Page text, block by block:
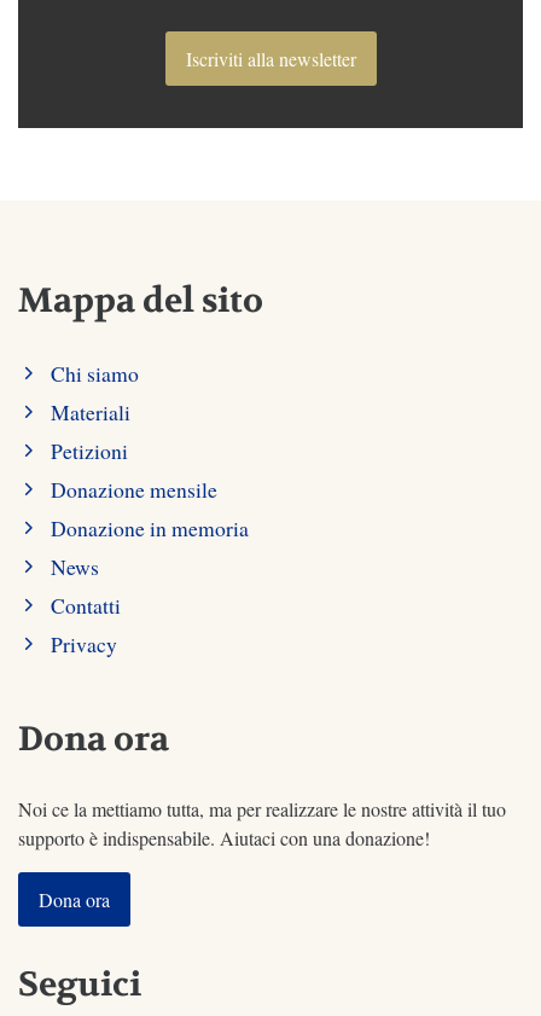
Iscriviti alla newsletter
Mappa del sito
Chi siamo
Materiali
Petizioni
Donazione mensile
Donazione in memoria
News
Contatti
Privacy
Dona ora
Noi ce la mettiamo tutta, ma per realizzare le nostre attività il tuo
supporto è indispensabile. Aiutaci con una donazione!
Dona ora
Seguici